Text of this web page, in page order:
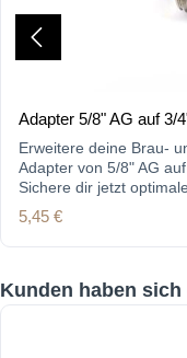
Adapter 5/8" AG auf 3/
Erweitere deine Brau-
Adapter von 5/8" AG
Sichere dir jetzt
Regulärer Preis:
5,45 €
Produktgalerie
Kunden haben